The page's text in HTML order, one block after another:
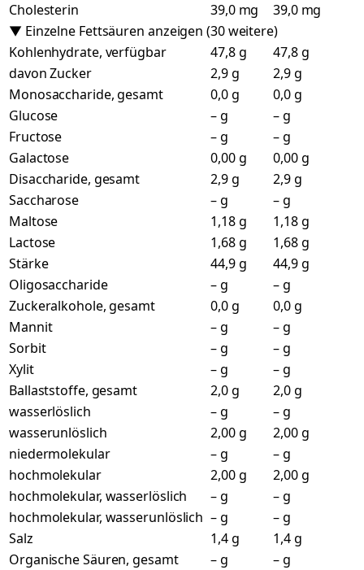
Cholesterin
39,0 mg
39,0 mg
▼ Einzelne Fettsäuren anzeigen (30 weitere)
Kohlenhydrate, verfügbar
47,8 g
47,8 g
davon Zucker
2,9 g
2,9 g
Monosaccharide, gesamt
0,0 g
0,0 g
Glucose
– g
– g
Fructose
– g
– g
Galactose
0,00 g
0,00 g
Disaccharide, gesamt
2,9 g
2,9 g
Saccharose
– g
– g
Maltose
1,18 g
1,18 g
Lactose
1,68 g
1,68 g
Stärke
44,9 g
44,9 g
Oligosaccharide
– g
– g
Zuckeralkohole, gesamt
0,0 g
0,0 g
Mannit
– g
– g
Sorbit
– g
– g
Xylit
– g
– g
Ballaststoffe, gesamt
2,0 g
2,0 g
wasserlöslich
– g
– g
wasserunlöslich
2,00 g
2,00 g
niedermolekular
– g
– g
hochmolekular
2,00 g
2,00 g
hochmolekular, wasserlöslich
– g
– g
hochmolekular, wasserunlöslich – g
– g
Salz
1,4 g
1,4 g
Organische Säuren, gesamt
– g
– g